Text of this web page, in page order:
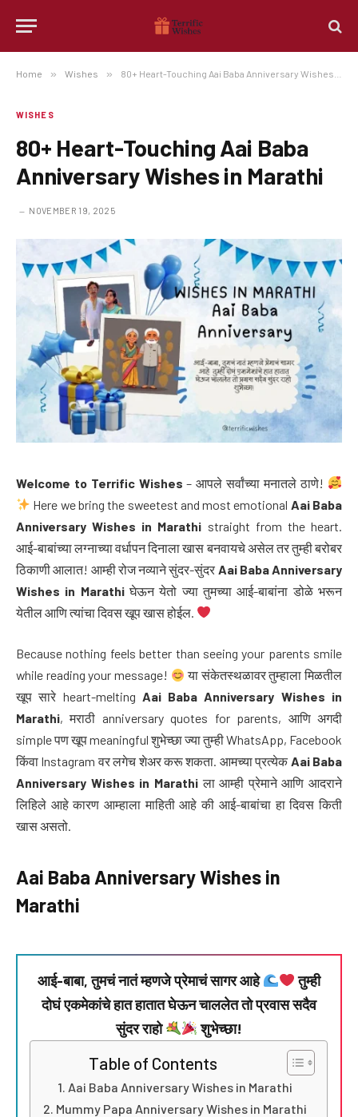
Home » Wishes » 80+ Heart-Touching Aai Baba Anniversary Wishes in Marathi
WISHES
80+ Heart-Touching Aai Baba
Anniversary Wishes in Marathi
NOVEMBER 19, 2025
Welcome to Terrific Wishes – आपले सर्वांच्या मनातले ठाणे!
Here we bring the sweetest and most emotional Aai Baba
Anniversary Wishes in Marathi straight from the heart.
आई-बाबांच्या लग्नाच्या वर्धापन दिनाला खास बनवायचे असेल तर तुम्ही बरोबर
ठिकाणी आलात! आम्ही रोज नव्याने सुंदर-सुंदर Aai Baba Anniversary
Wishes in Marathiघेऊन येतो ज्या तुमच्या आई-बाबांना डोळे भरून
येतील आणि त्यांचा दिवस खूप खास होईल.
Because nothing feels better than seeing your parents smile
while reading your message!
या संकेतस्थळावर तुम्हाला मिळतील
खूप सारे heart-melting Aai Baba Anniversary Wishes in
Marathi, मराठी anniversary quotes for parents, आणि अगदी
simple पण खूप meaningful शुभेच्छा ज्या तुम्ही WhatsApp, Facebook
किंवा Instagram वर लगेच शेअर करू शकता. आमच्या प्रत्येकAai Baba
Anniversary Wishes in Marathiला आम्ही प्रेमाने आणि आदराने
लिहिले आहे कारण आम्हाला माहिती आहे की आई-बाबांचा हा दिवस किती
खास असतो.
Aai Baba Anniversary Wishes in
Marathi
आई-बाबा, तुमचं नातं म्हणजे प्रेमाचं सागर आहे
तुम्ही
दोघं एकमेकांचे हात हातात घेऊन चाललेत तो प्रवास सदैव
सुंदर राहो
शुभेच्छा!
Table of Contents
Aai Baba Anniversary Wishes in Marathi
Mummy Papa Anniversary Wishes in Marathi